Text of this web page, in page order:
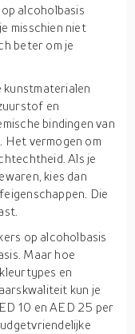
alcoholbasis
misschien niet
beter om je
kunstmaterialen
en
bindingen van
Het vermogen om
Als je
kies dan
Die
op alcoholbasis
Maar hoe
en
kun je
10 en AED 25 per